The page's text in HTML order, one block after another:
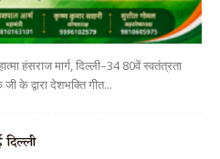
हंसराज मार्ग, दिल्ली–34 80वें स्वतंत्रता
के द्वारा देशभक्ति गीत...
दिल्ली